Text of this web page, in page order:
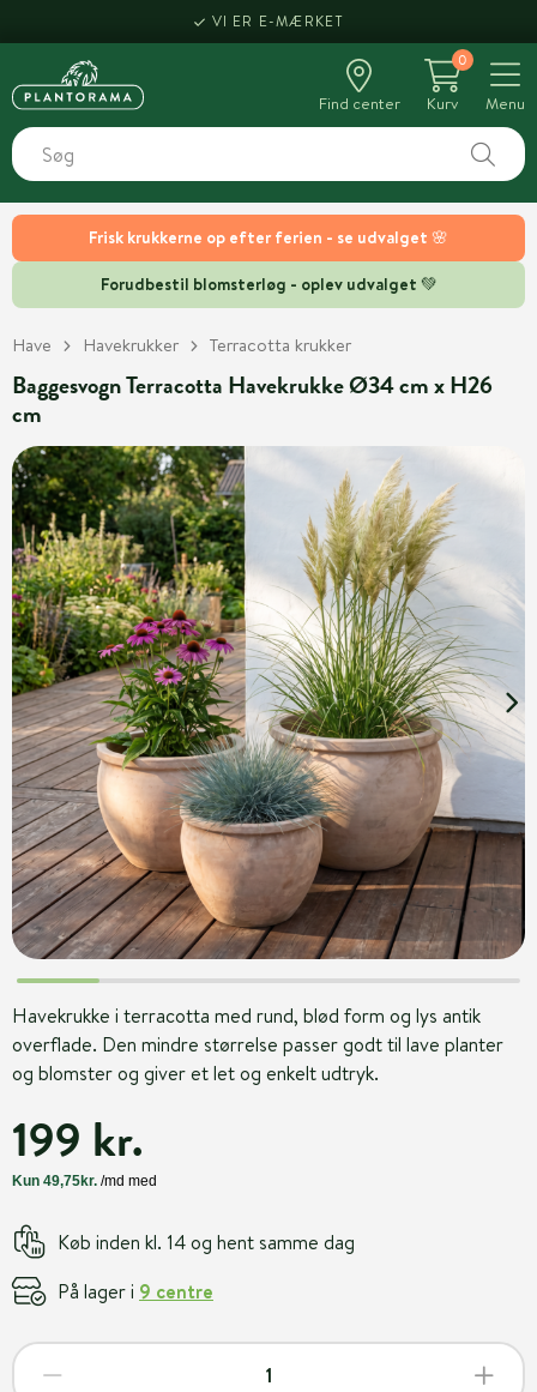
Frisk krukkerne op efter ferien - se udvalget 🌸
Forudbestil blomsterløg - oplev udvalget 💚
VI ER E-MÆRKET
Find center
0
Kurv
Menu
Have Havekrukker Terracotta krukker
Baggesvogn Terracotta Havekrukke Ø34 cm x H26
cm
Havekrukke i terracotta med rund, blød form og lys antik
overflade. Den mindre størrelse passer godt til lave planter
og blomster og giver et let og enkelt udtryk.
199 kr.
Køb inden kl. 14 og hent samme dag
På lager i 9 centre